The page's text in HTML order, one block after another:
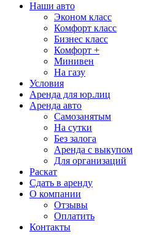
Наши авто
Эконом класс
Комфорт класс
Бизнес класс
Комфорт +
Минивен
На газу
Условия
Аренда для юр.лиц
Аренда авто
Самозанятым
На сутки
Без залога
Аренда с выкупом
Для организаций
Раскат
Сдать в аренду
О компании
Отзывы
Оплатить
Контакты